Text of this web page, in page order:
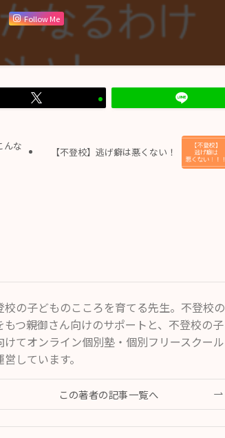
Follow Me
んな
【不登校】逃げ癖は悪くない！
校の子どものこころを育てる先生。不登校の
もつ親御さん向けのサポートと、不登校の子
けてオンライン個別塾・個別フリースクール
営しています。
この著者の記事一覧へ